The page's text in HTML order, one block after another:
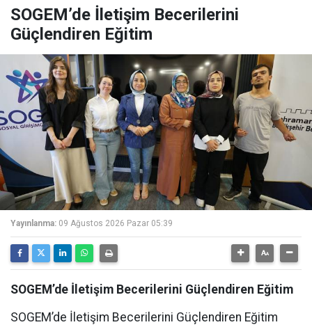
SOGEM’de İletişim Becerilerini
Güçlendiren Eğitim
Yayınlanma: 09 Ağustos 2026 Pazar 05:39
SOGEM’de İletişim Becerilerini Güçlendiren Eğitim
SOGEM’de İletişim Becerilerini Güçlendiren Eğitim